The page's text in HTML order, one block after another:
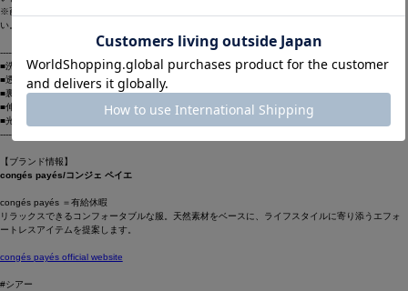
※画像の商品は光の照射や角度により、実物と色味が異なる場合がございます。予めご了承くださ
い。
----------------------------------------------------------------------
■洗濯：手洗い○
■透け感：あり
■裏地：なし
■伸縮性：あり
■光沢感：なし
----------------------------------------------------------------------
【ブランド情報】
congés payés/コンジェ ペイエ
congés payés ＝有給休暇
リラックスできるコンフォータブルな服。天然素材をベースに、ライフスタイルに寄り添うエフォ
ートレスアイテムを提案します。
congés payés official website
#シアー